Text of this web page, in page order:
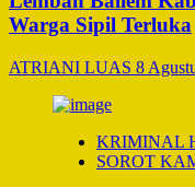
Warga Sipil Terluka
ATRIANI LUAS 8
KRIMINAL
SOROT